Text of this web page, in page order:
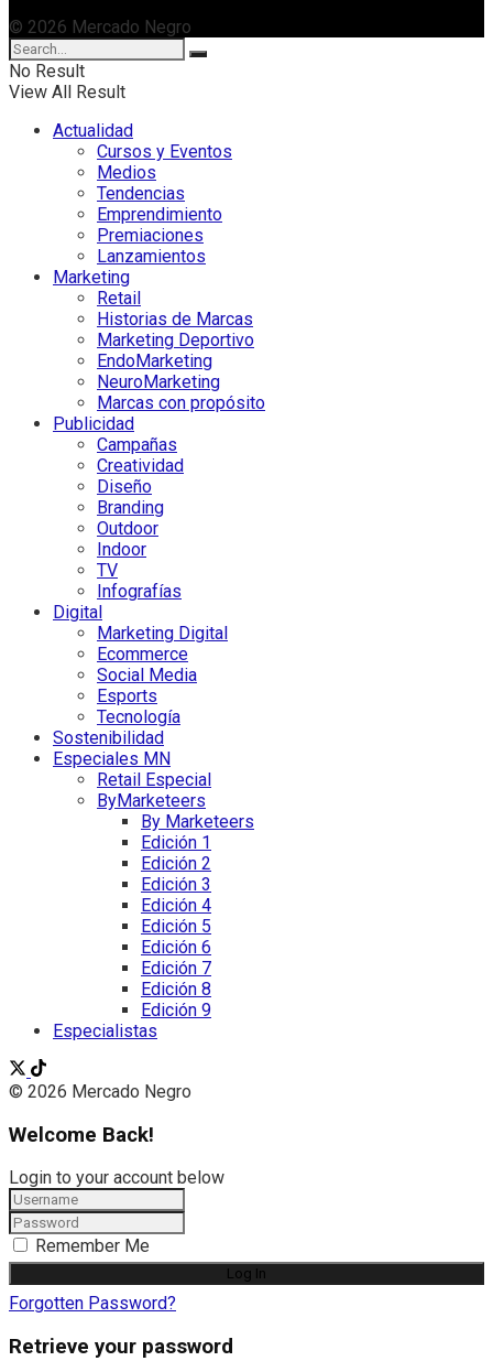
© 2026 Mercado Negro
No Result
View All Result
Actualidad
Cursos y Eventos
Medios
Tendencias
Emprendimiento
Premiaciones
Lanzamientos
Marketing
Retail
Historias de Marcas
Marketing Deportivo
EndoMarketing
NeuroMarketing
Marcas con propósito
Publicidad
Campañas
Creatividad
Diseño
Branding
Outdoor
Indoor
TV
Infografías
Digital
Marketing Digital
Ecommerce
Social Media
Esports
Tecnología
Sostenibilidad
Especiales MN
Retail Especial
ByMarketeers
By Marketeers
Edición 1
Edición 2
Edición 3
Edición 4
Edición 5
Edición 6
Edición 7
Edición 8
Edición 9
Especialistas
© 2026 Mercado Negro
Welcome Back!
Login to your account below
Remember Me
Forgotten Password?
Retrieve your password